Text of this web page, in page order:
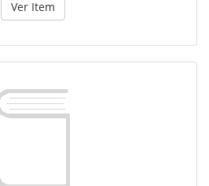
Ver Item